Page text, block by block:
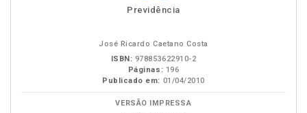
Disponível
páginas
Previdência
José Ricardo Caetano Costa
ISBN: 978853622910-2
Páginas: 196
Publicado em: 01/04/2010
VERSÃO IMPRESSA